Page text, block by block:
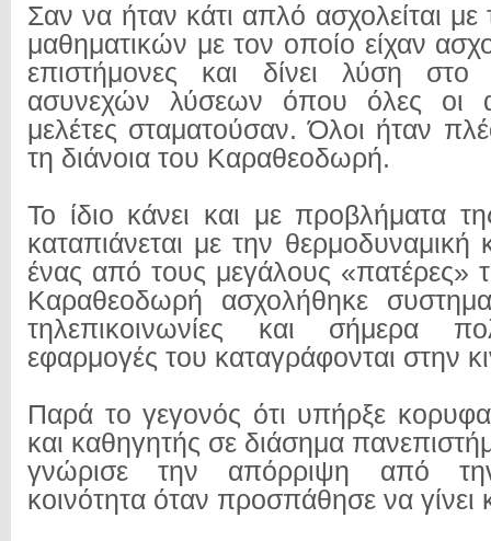
Σαν να ήταν κάτι απλό ασχολείται
μαθηματικών με τον οποίο είχαν
επιστήμονες και δίνει λύση
ασυνεχών λύσεων όπου όλες οι
μελέτες σταματούσαν. Όλοι ήταν
τη διάνοια του Καραθεοδωρή.
Το ίδιο κάνει και με προβλήματα
καταπιάνεται με την θερμοδυναμική
ένας από τους μεγάλους «πατέρες»
Καραθεοδωρή ασχολήθηκε
τηλεπικοινωνίες και σήμερα
εφαρμογές του καταγράφονται στην
Παρά το γεγονός ότι υπήρξε
και καθηγητής σε διάσημα
γνώρισε την απόρριψη από την
κοινότητα όταν προσπάθησε να γίνει